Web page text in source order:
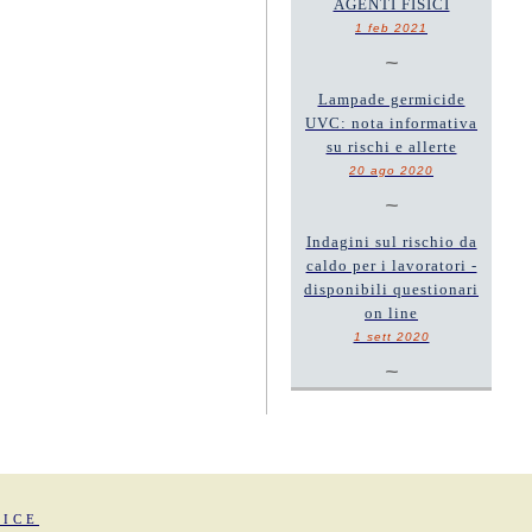
AGENTI FISICI
1 feb 2021
~
Lampade germicide
UVC: nota informativa
su rischi e allerte
20 ago 2020
~
Indagini sul rischio da
caldo per i lavoratori -
disponibili questionari
on line
1 sett 2020
~